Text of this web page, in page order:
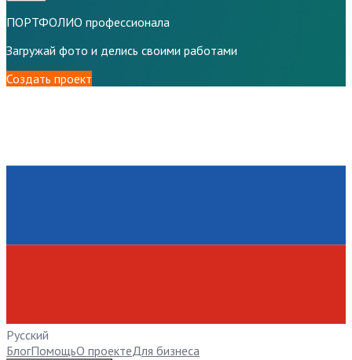
ПОРТФОЛИО профессионала
Загружай фото и делись своими работами
Создать проект
Русский
БлогПомощьО проектеДля бизнеса